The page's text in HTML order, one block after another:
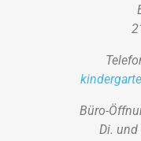
Büro-
Di. und